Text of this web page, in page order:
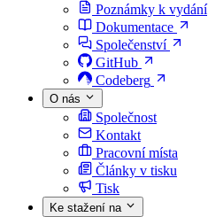
Poznámky k vydání
Dokumentace
Společenství
GitHub
Codeberg
O nás
Společnost
Kontakt
Pracovní místa
Články v tisku
Tisk
Ke stažení na